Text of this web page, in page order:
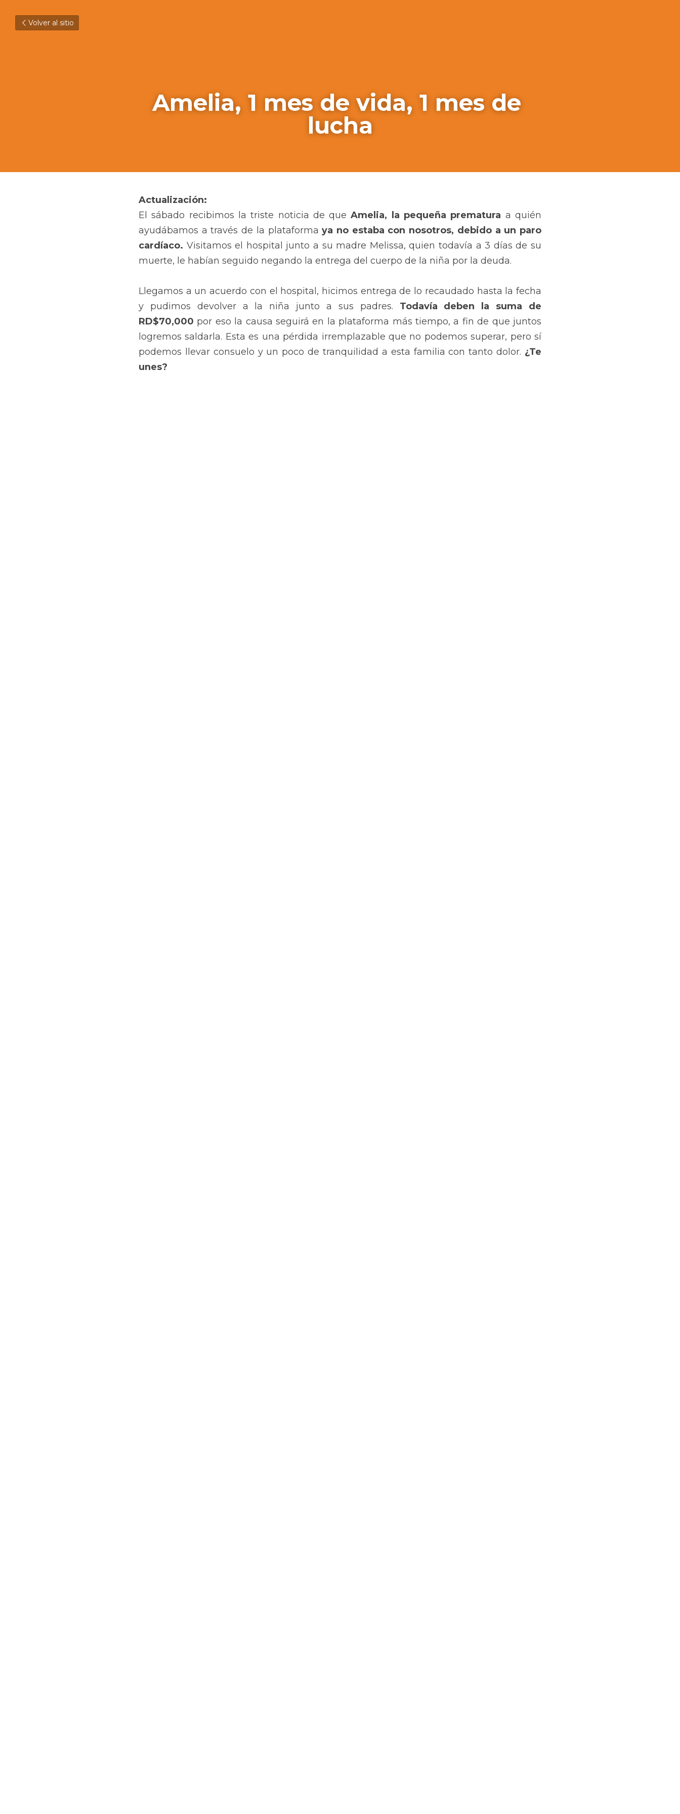
Volver al sitio
Amelia, 1 mes de vida, 1 mes de
lucha
Actualización:
El sábado recibimos la triste noticia de que Amelia, la pequeña prematura a quién
ayudábamos a través de la plataforma ya no estaba con nosotros, debido a un paro
cardíaco. Visitamos el hospital junto a su madre Melissa, quien todavía a 3 días de su
muerte, le habían seguido negando la entrega del cuerpo de la niña por la deuda.
Llegamos a un acuerdo con el hospital, hicimos entrega de lo recaudado hasta la fecha
y pudimos devolver a la niña junto a sus padres. Todavía deben la suma de
RD$70,000 por eso la causa seguirá en la plataforma más tiempo, a fin de que juntos
logremos saldarla. Esta es una pérdida irremplazable que no podemos superar, pero sí
podemos llevar consuelo y un poco de tranquilidad a esta familia con tanto dolor. ¿Te
unes?